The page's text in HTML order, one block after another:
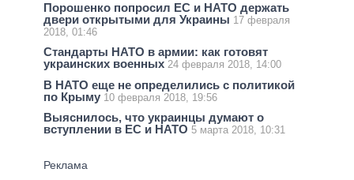
Порошенко попросил ЕС и НАТО держать
двери открытыми для Украины 17 февраля
2018, 01:46
Стандарты НАТО в армии: как готовят
украинских военных 24 февраля 2018, 14:00
В НАТО еще не определились с политикой
по Крыму 10 февраля 2018, 19:56
Выяснилось, что украинцы думают о
вступлении в ЕС и НАТО 5 марта 2018, 10:31